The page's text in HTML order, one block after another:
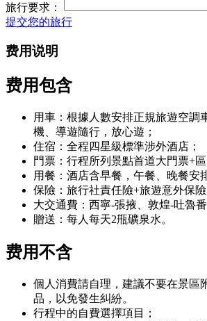
旅行要求：
提交您的旅行
费用说明
费用包含
用車：根據人數安排正規旅遊空調
機、導遊隨行，放心遊；
住宿：全程四星級標準涉外酒店；
門票：行程所列景點首道大門票+
用餐：酒店含早餐，午餐、晚餐安
保險：旅行社責任險+旅遊意外保險
大交通費：西寧-張掖、敦煌-吐魯
贈送：每人每天2甁礦泉水。
费用不含
個人消費請自理，建議不要在景區
品，以免發生糾紛。
行程中的自費選擇項目；